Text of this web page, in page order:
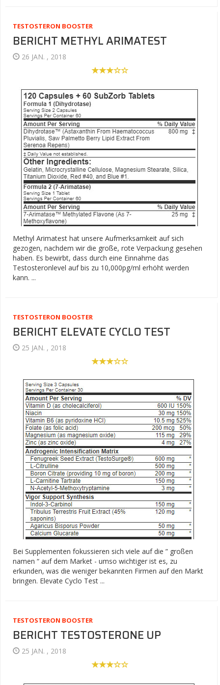
TESTOSTERON BOOSTER
BERICHT METHYL ARIMATEST
26 JAN. , 2018
Methyl Arimatest hat unsere Aufmerksamkeit auf sich
gezogen, nachdem wir die große, rote Verpackung gesehen
haben. Es bewirbt, dass durch eine Einnahme das
Testosteronlevel auf bis zu 10,000pg/ml erhöht werden
kann. ...
TESTOSTERON BOOSTER
BERICHT ELEVATE CYCLO TEST
25 JAN. , 2018
Bei Supplementen fokussieren sich viele auf die ” großen
namen “ auf dem Market - umso wichtiger ist es, zu
erkunden, was die weniger bekannten Firmen auf den Markt
bringen. Elevate Cyclo Test ...
TESTOSTERON BOOSTER
BERICHT TESTOSTERONE UP
25 JAN. , 2018